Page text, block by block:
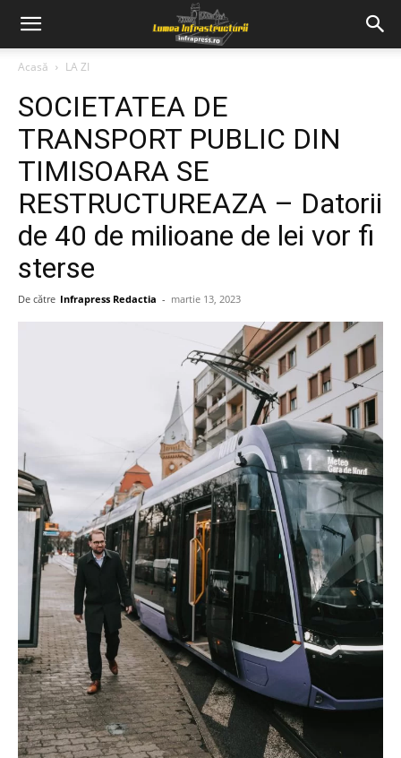
Acasă LA ZI
SOCIETATEA DE
TRANSPORT PUBLIC DIN
TIMISOARA SE
RESTRUCTUREAZA – Datorii
de 40 de milioane de lei vor fi
sterse
De către Infrapress Redactia - martie 13, 2023